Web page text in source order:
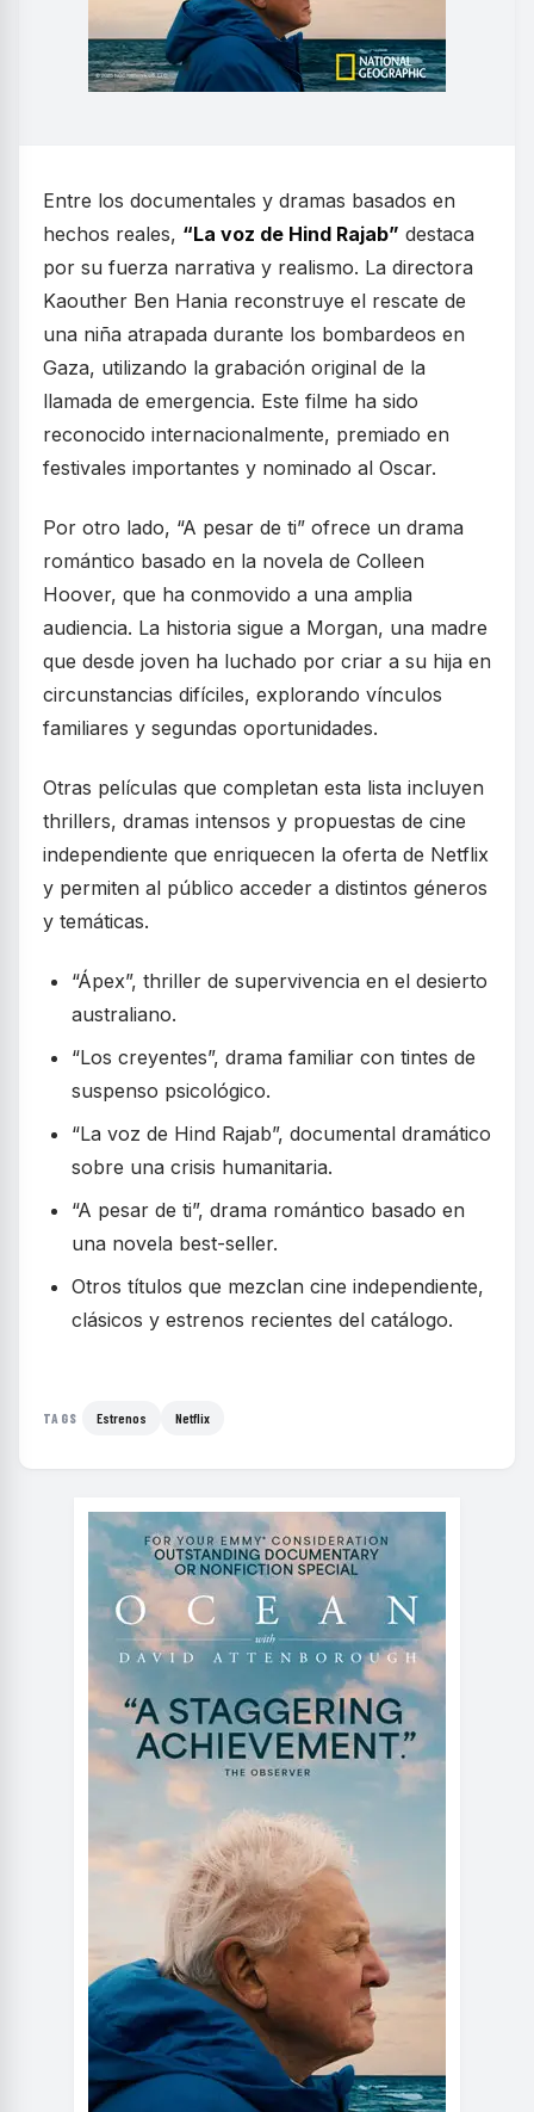
Entre los documentales y dramas basados en
hechos reales, “La voz de Hind Rajab” destaca
por su fuerza narrativa y realismo. La directora
Kaouther Ben Hania reconstruye el rescate de
una niña atrapada durante los bombardeos en
Gaza, utilizando la grabación original de la
llamada de emergencia. Este filme ha sido
reconocido internacionalmente, premiado en
festivales importantes y nominado al Oscar.
Por otro lado, “A pesar de ti” ofrece un drama
romántico basado en la novela de Colleen
Hoover, que ha conmovido a una amplia
audiencia. La historia sigue a Morgan, una madre
que desde joven ha luchado por criar a su hija en
circunstancias difíciles, explorando vínculos
familiares y segundas oportunidades.
Otras películas que completan esta lista incluyen
thrillers, dramas intensos y propuestas de cine
independiente que enriquecen la oferta de Netflix
y permiten al público acceder a distintos géneros
y temáticas.
“Ápex”, thriller de supervivencia en el desierto
australiano.
“Los creyentes”, drama familiar con tintes de
suspenso psicológico.
“La voz de Hind Rajab”, documental dramático
sobre una crisis humanitaria.
“A pesar de ti”, drama romántico basado en
una novela best-seller.
Otros títulos que mezclan cine independiente,
clásicos y estrenos recientes del catálogo.
TAGS Estrenos Netflix